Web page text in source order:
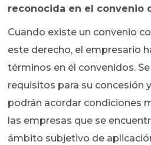
reconocida en el convenio
Cuando existe un convenio
este derecho, el empresario
términos en él convenidos.
requisitos para su concesión
podrán acordar condiciones
las empresas que se
ámbito subjetivo de